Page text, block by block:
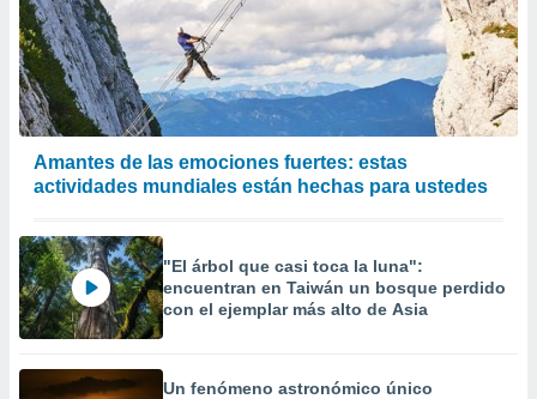
Amantes de las emociones fuertes: estas
actividades mundiales están hechas para ustedes
"El árbol que casi toca la luna":
encuentran en Taiwán un bosque perdido
con el ejemplar más alto de Asia
Un fenómeno astronómico único